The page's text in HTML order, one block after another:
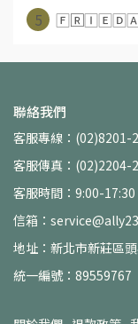
5
聯絡我們
客服專線：(02)8201-
客服傳真：(02)2204-
客服時間：9:00-
信箱：
地址：新北市新莊區
統一編號：89559767